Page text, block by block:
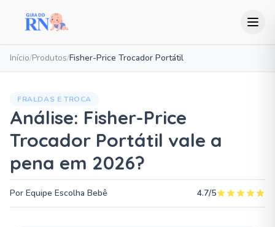
Início/Produtos/Fisher-Price Trocador Portátil
FRALDAS E TROCA
Análise: Fisher-Price
Trocador Portátil vale a
pena em 2026?
Por Equipe Escolha Bebê 4.7/5